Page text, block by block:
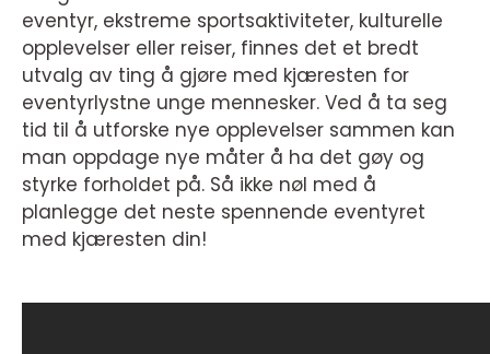
eventyr, ekstreme sportsaktiviteter, kulturelle
opplevelser eller reiser, finnes det et bredt
utvalg av ting å gjøre med kjæresten for
eventyrlystne unge mennesker. Ved å ta seg
tid til å utforske nye opplevelser sammen kan
man oppdage nye måter å ha det gøy og
styrke forholdet på. Så ikke nøl med å
planlegge det neste spennende eventyret
med kjæresten din!